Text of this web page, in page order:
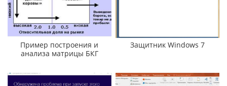
Пример построения и
анализа матрицы БКГ
Защитник Windows 7